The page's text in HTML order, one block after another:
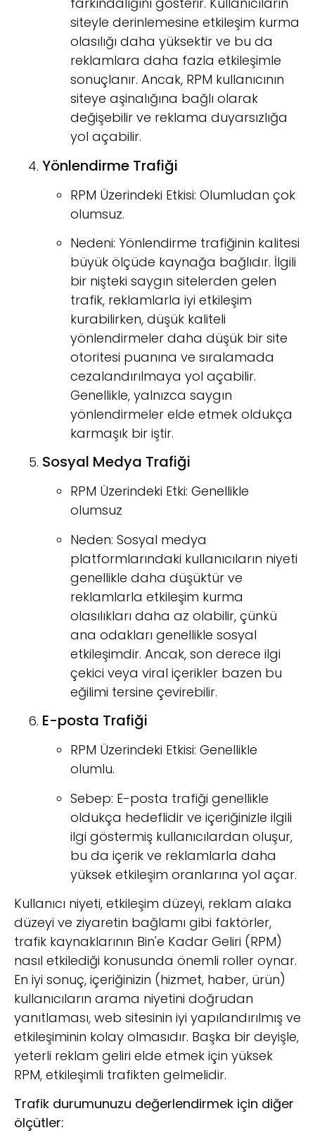
siteyle derinlemesine etkileşim kurma
olasılığı daha yüksektir ve bu da
reklamlara daha fazla etkileşimle
sonuçlanır. Ancak, RPM kullanıcının
siteye aşinalığına bağlı olarak
değişebilir ve reklama duyarsızlığa
yol açabilir.
Yönlendirme Trafiği
RPM Üzerindeki Etkisi: Olumludan çok
olumsuz.
Nedeni: Yönlendirme trafiğinin kalitesi
büyük ölçüde kaynağa bağlıdır. İlgili
bir nişteki saygın sitelerden gelen
trafik, reklamlarla iyi etkileşim
kurabilirken, düşük kaliteli
yönlendirmeler daha düşük bir site
otoritesi puanına ve sıralamada
cezalandırılmaya yol açabilir.
Genellikle, yalnızca saygın
yönlendirmeler elde etmek oldukça
karmaşık bir iştir.
Sosyal Medya Trafiği
RPM Üzerindeki Etki: Genellikle
olumsuz
Neden: Sosyal medya
platformlarındaki kullanıcıların niyeti
genellikle daha düşüktür ve
reklamlarla etkileşim kurma
olasılıkları daha az olabilir, çünkü
ana odakları genellikle sosyal
etkileşimdir. Ancak, son derece ilgi
çekici veya viral içerikler bazen bu
eğilimi tersine çevirebilir.
E-posta Trafiği
RPM Üzerindeki Etkisi: Genellikle
olumlu.
Sebep: E-posta trafiği genellikle
oldukça hedeflidir ve içeriğinizle ilgili
ilgi göstermiş kullanıcılardan oluşur,
bu da içerik ve reklamlarla daha
yüksek etkileşim oranlarına yol açar.
Kullanıcı niyeti, etkileşim düzeyi, reklam alaka
düzeyi ve ziyaretin bağlamı gibi faktörler,
trafik kaynaklarının Bin'e Kadar Geliri (RPM)
nasıl etkilediği konusunda önemli roller oynar.
En iyi sonuç, içeriğinizin (hizmet, haber, ürün)
kullanıcıların arama niyetini doğrudan
yanıtlaması, web sitesinin iyi yapılandırılmış ve
etkileşiminin kolay olmasıdır. Başka bir deyişle,
yeterli reklam geliri elde etmek için yüksek
RPM, etkileşimli trafikten gelmelidir.
Trafik durumunuzu değerlendirmek için diğer
ölçütler: